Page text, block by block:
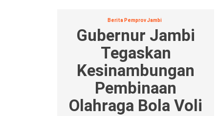
Berita Pemprov Jambi
Gubernur Jambi
Tegaskan
Kesinambungan
Pembinaan
Olahraga Bola Voli